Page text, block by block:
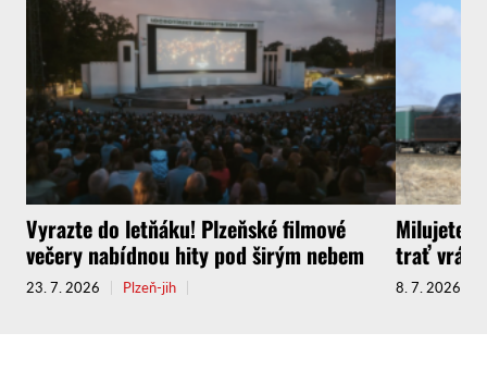
Vyrazte do letňáku! Plzeňské filmové
večery nabídnou hity pod širým nebem
23. 7. 2026 Plzeň-jih
Milujete
trať vrátí
8. 7. 2026